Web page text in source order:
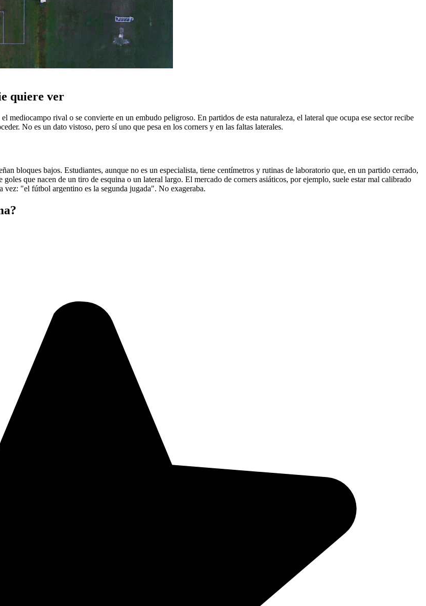
quiere ver
mediocampo rival o se convierte en un embudo peligroso. En partidos de esta naturaleza, el lateral que ocupa ese sector recibe
No es un dato vistoso, pero sí uno que pesa en los corners y en las faltas laterales.
bloques bajos. Estudiantes, aunque no es un especialista, tiene centímetros y rutinas de laboratorio que, en un partido cerrado,
que nacen de un tiro de esquina o un lateral largo. El mercado de corners asiáticos, por ejemplo, suele estar mal calibrado
"el fútbol argentino es la segunda jugada". No exageraba.